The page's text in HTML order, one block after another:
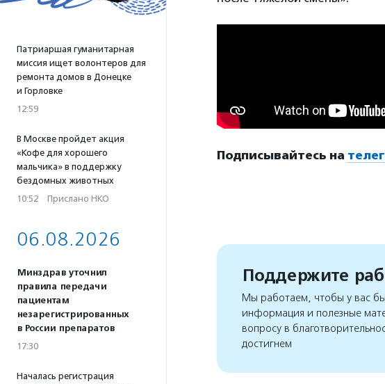
Патриаршая гуманитарная
миссия ищет волонтеров для
ремонта домов в Донецке
и Горловке
12:59
В Москве пройдет акция
«Кофе для хорошего
мальчика» в поддержку
бездомных животных
10:52 · Прислано НКО
06.08.2026
Минздрав уточнил
правила передачи
пациентам
незарегистрированных
в России препаратов
17:30
Началась регистрация
Подписывайтесь на
Поддержите
Мы работаем, чтобы у вас
информация и полезные
вопросу в
достигнем